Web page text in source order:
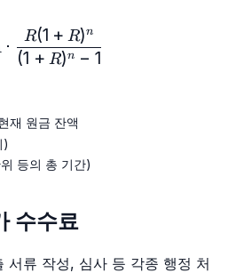
P = A \cdot \frac{R(1 +
⋅
(1 + R)n − 1
R(1 + R)n
재 원금 잔액
)
등의 총 기간)
수수료
서류 작성, 심사 등 각종 행정 처